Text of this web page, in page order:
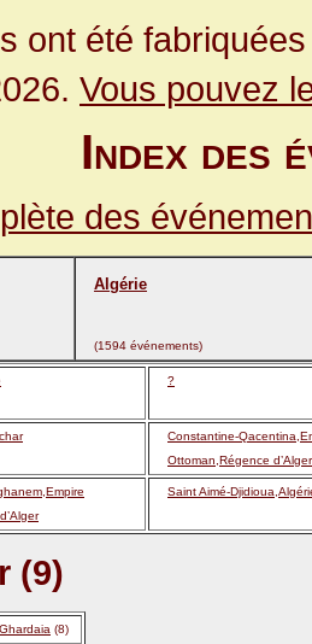
ont été
Vous pouvez
Index des
des
Algérie
(1594 événements)
?
Constantine-
Ottoman,Régence d’Alger
Saint Aimé-
(9)
Ghardaia (8)